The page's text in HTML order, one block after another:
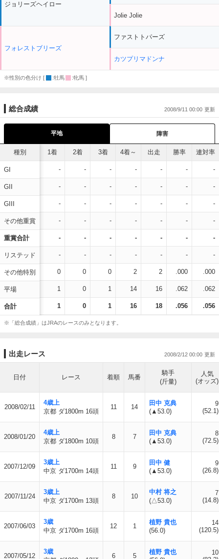
ジョリーズヘイロー
フォレストブリーズ
Jolie Jolie
ファストトパーズ
カツプリマドンナ
※性別の色分け [ :牡馬 :牝馬 ]
総合成績 2008/9/11 00:00
平地 障害
種別
GI
GII
GIII
その他重賞
重賞合計
リステッド
その他特別
平場
合計
1着 2着 3着 4着～ 出走 勝率 連対率
- - - - - - -
- - - - - - -
- - - - - - -
- - - - - - -
- - - - - - -
- - - - - - -
0 0 0 2 2 .000 .000
1 0 1 14 16 .062 .062
1 0 1 16 18 .056 .056
※「総合成績」はJRAのレースのみとなります。
出走レース 2008/2/12 00:00
日付 レース 着順 馬番
騎手
(斤量)
人気
(オッズ)
2008/02/11
4歳上
京都 ダ1800m 16頭
11 14
田中 克典
(▲53.0)
9
(52.1)
2008/01/20
4歳上
京都 ダ1800m 10頭
8 7
田中 克典
(▲53.0)
8
(72.5)
2007/12/09
3歳上
中京 ダ1700m 14頭
11 9
田中 健
(▲53.0)
9
(26.8)
2007/11/24
3歳上
中京 ダ1700m 13頭
8 10
中村 将之
(△53.0)
7
(14.8)
2007/06/03
3歳
中京 ダ1700m 16頭
12 1
植野 貴也
(56.0)
14
(120.5)
2007/05/12
3歳
6 5
植野 貴也
10